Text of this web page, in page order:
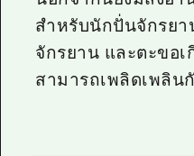
สำหรับนักปั่นจักรย
จักรยาน และตะขอ
สามารถเพลิดเพลิน